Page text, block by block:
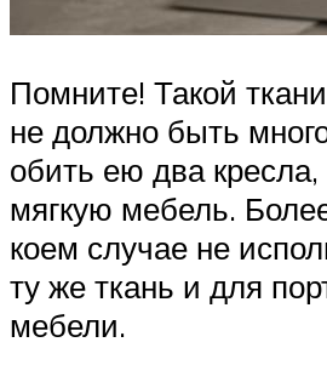
Помните! Такой
не должно быть
обить ею два
мягкую мебель.
коем случае не
ту же ткань и для
мебели.